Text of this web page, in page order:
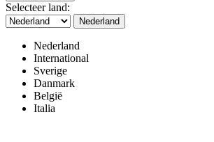
Selecteer land:
Nederland
Nederland
International
Sverige
Danmark
België
Italia